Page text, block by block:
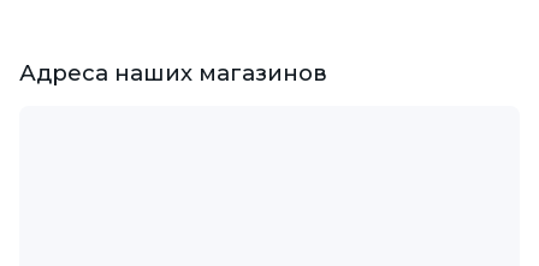
Адреса наших магазинов